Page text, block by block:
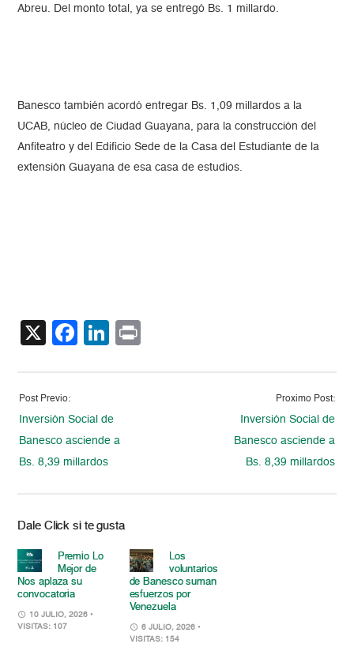
Abreu. Del monto total, ya se entregó Bs. 1 millardo.
Banesco también acordó entregar Bs. 1,09 millardos a la
UCAB, núcleo de Ciudad Guayana, para la construcción del
Anfiteatro y del Edificio Sede de la Casa del Estudiante de la
extensión Guayana de esa casa de estudios.
X Facebook
LinkedIn
Post Previo:
Inversión Social de
Banesco asciende a
Bs. 8,39 millardos
Proximo Post:
Inversión Social de
Banesco asciende a
Bs. 8,39 millardos
Dale Click si te gusta
Premio Lo
Mejor de
Nos aplaza su
convocatoria
10 JULIO, 2026 •
VISITAS: 107
Los
voluntarios
de Banesco suman
esfuerzos por
Venezuela
6 JULIO, 2026 •
VISITAS: 154